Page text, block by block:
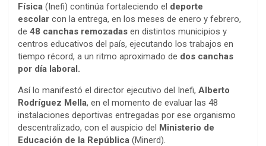
Física (Inefi) continúa fortaleciendo el deporte
escolar con la entrega, en los meses de enero y febrero,
de 48 canchas remozadas en distintos municipios y
centros educativos del país, ejecutando los trabajos en
tiempo récord, a un ritmo aproximado de dos canchas
por día laboral.
Así lo manifestó el director ejecutivo del Inefi, Alberto
Rodríguez Mella, en el momento de evaluar las 48
instalaciones deportivas entregadas por ese organismo
descentralizado, con el auspicio del Ministerio de
Educación de la República (Minerd).